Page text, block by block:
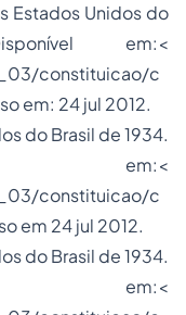
Estados Unidos do
em:<
constituicao/c
em: 24 jul 2012.
do Brasil de 1934.
em:<
constituicao/c
em 24 jul 2012.
do Brasil de 1934.
em:<